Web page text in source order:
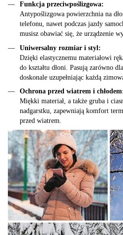
Funkcja przeciwpoślizgowa:
Antypoślizgowa powierzchnia na
telefonu, nawet podczas jazdy
musisz obawiać się, że urządzenie
Uniwersalny rozmiar i styl:
Dzięki elastycznemu materiałowi
do kształtu dłoni. Pasują zarówno
doskonale uzupełniając każdą
Ochrona przed wiatrem i
Miękki materiał, a także gruba i
nadgarstku, zapewniają komfort
przed wiatrem.